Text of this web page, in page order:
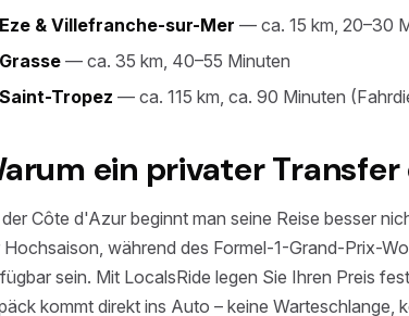
Eze & Villefranche-sur-Mer — ca. 15 km, 20–30
Grasse — ca. 35 km, 40–55 Minuten
Saint-Tropez — ca. 115 km, ca. 90 Minuten
ein privater
Côte d'Azur beginnt man seine Reise besser
Hochsaison, während des Formel-1-Grand-Prix-
sein. Mit LocalsRide legen Sie Ihren Preis
kommt direkt ins Auto – keine Warteschlange,